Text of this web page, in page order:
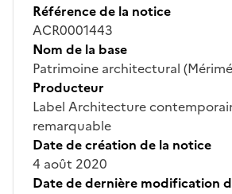
Référence de la notice
ACR0001443
Nom de la base
Patrimoine architectural
Producteur
Label Architecture
remarquable
Date de création de la notice
4 août 2020
Date de dernière modification